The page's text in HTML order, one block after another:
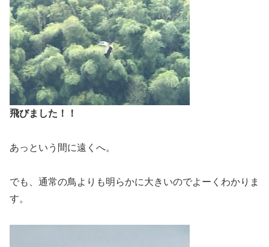
飛びました！！
あっという間に遠くへ。
でも、通常の鳥よりも明らかに大きいのでよーくわかりま
す。